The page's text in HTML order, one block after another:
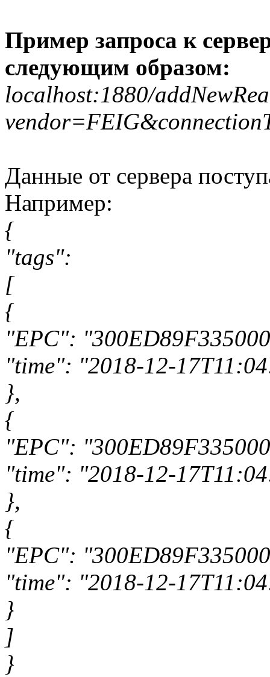
Пример запроса к
следующим образом:
localhost:1880/
Данные от сервера
Например:
{
"tags":
[
{
"EPC":
"time": "2018-12-
},
{
"EPC":
"time": "2018-12-
},
{
"EPC":
"time": "2018-12-
}
]
}